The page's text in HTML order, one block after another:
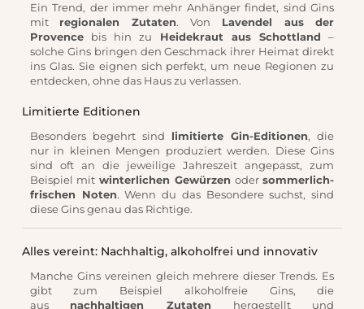
Ein Trend, der immer mehr Anhänger findet, sind Gins
mit
regionalen Zutaten. Von
Lavendel aus der
Provence
bis hin zu Heidekraut aus Schottland
–
solche Gins bringen den Geschmack ihrer Heimat direkt
ins Glas. Sie eignen sich perfekt, um neue Regionen zu
entdecken, ohne das Haus zu verlassen.
Limitierte Editionen
Besonders begehrt sind limitierte Gin-Editionen, die
nur in kleinen Mengen produziert werden. Diese Gins
sind oft an die jeweilige Jahreszeit angepasst, zum
Beispiel mit winterlichen Gewürzen oder sommerlich-
frischen Noten. Wenn du das Besondere suchst, sind
diese Gins genau das Richtige.
Alles vereint: Nachhaltig, alkoholfrei und innovativ
Manche Gins vereinen gleich mehrere dieser Trends. Es
gibt zum Beispiel alkoholfreie Gins, die
aus
nachhaltigen Zutaten
hergestellt und